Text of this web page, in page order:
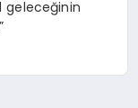
geleceğinin